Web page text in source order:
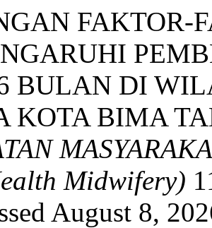
FAKTOR-
BULAN DI
KOTA BIMA
Midwifery)
August 8,